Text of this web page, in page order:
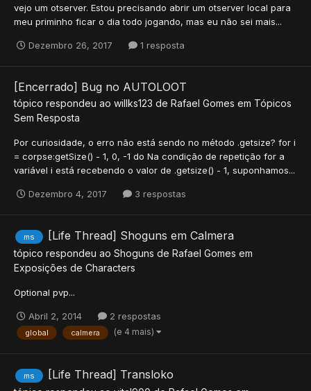
vejo um otserver. Estou precisando abrir um otserver local para
meu priminho ficar o dia todo jogando, mas eu não sei mais...
Dezembro 26, 2017 1 resposta
[Encerrado] Bug no AUTOLOOT
tópico respondeu ao willks123 de Rafael Gomes em Tópicos
Sem Resposta
Por curiosidade, o erro não está sendo no método .getsize? for i
= corpse:getSize() - 1, 0, -1 do Na condição de repetição for a
variável i está recebendo o valor de .getsize() - 1, suponhamos...
Dezembro 4, 2017 3 respostas
ms [Life Thread] Shoguns em Calmera
tópico respondeu ao Shoguns de Rafael Gomes em
Exposições de Characters
Optional pvp...
Abril 2, 2014 2 respostas
global calmera (e 4 mais)
ms [Life Thread] Transloko